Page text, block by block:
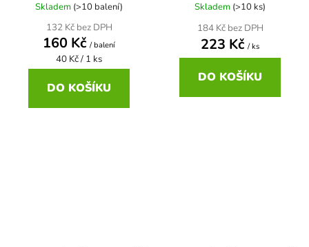
Skladem (>10 balení)
132 Kč bez DPH
160 Kč / balení
Měrná
cena:
40 Kč / 1 ks
DO KOŠÍKU
Skladem (>10 ks)
184 Kč bez DPH
223 Kč / ks
DO KOŠÍKU